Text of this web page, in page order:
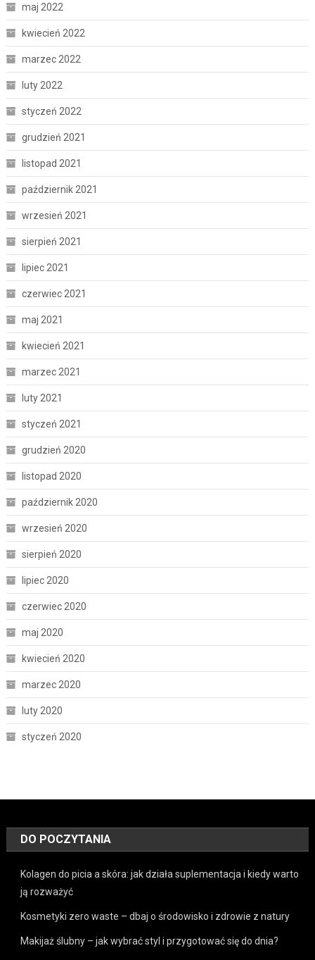
maj 2022
kwiecień 2022
marzec 2022
luty 2022
styczeń 2022
grudzień 2021
listopad 2021
październik 2021
wrzesień 2021
sierpień 2021
lipiec 2021
czerwiec 2021
maj 2021
kwiecień 2021
marzec 2021
luty 2021
styczeń 2021
grudzień 2020
listopad 2020
październik 2020
wrzesień 2020
sierpień 2020
lipiec 2020
czerwiec 2020
maj 2020
kwiecień 2020
marzec 2020
luty 2020
styczeń 2020
DO POCZYTANIA
Kolagen do picia a skóra: jak działa suplementacja i kiedy warto
ją rozważyć
Kosmetyki zero waste – dbaj o środowisko i zdrowie z natury
Makijaż ślubny – jak wybrać styl i przygotować się do dnia?